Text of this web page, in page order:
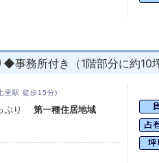
事務所付き（1階部分に約10
里駅 徒歩15分)
ぷり 第一種住居地域